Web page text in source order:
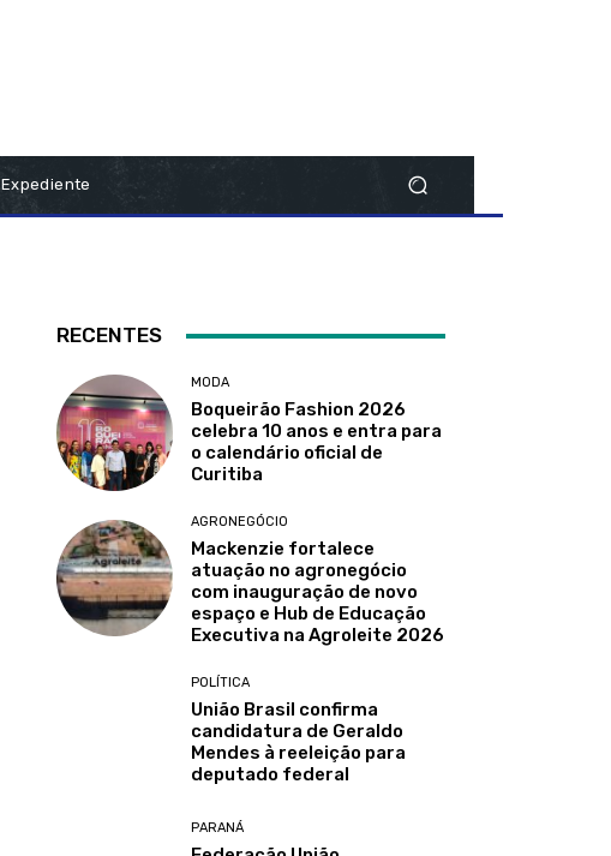
Expediente
RECENTES
MODA
Boqueirão Fashion 2026
celebra 10 anos e entra para
o calendário oficial de
Curitiba
AGRONEGÓCIO
Mackenzie fortalece
atuação no agronegócio
com inauguração de novo
espaço e Hub de Educação
Executiva na Agroleite 2026
POLÍTICA
União Brasil confirma
candidatura de Geraldo
Mendes à reeleição para
deputado federal
PARANÁ